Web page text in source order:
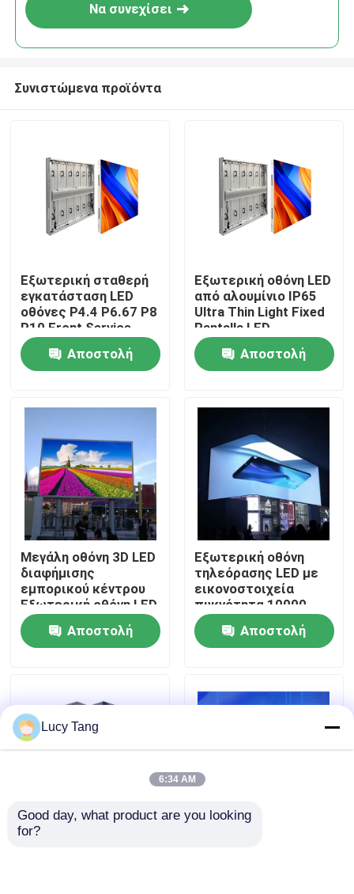
Σπίτι
Προϊόντα
Βίντεο
Εμφάνιση VR
Σχετικά με εμάς
Έλεγχος ποιότητας
Επικοινωνήστε μαζί μας
Ειδήσεις
Να συνεχίσει
Συνιστώμενα προϊόντα
Εξωτερική σταθερή
εγκατάσταση LED
οθόνες P4.4 P6.67 P8
P10 Front Service
Αλουμίνιο
εξοικονόμηση
ενέργειας
Video Wall IP66
Αποστολή
Εξωτερική οθόνη LED
από αλουμίνιο IP65
Ultra Thin Light Fixed
Pantalla LED
Εξωτερική ολικής
οθόνης από
αλουμίνιο Μεγάλη
Αποστολή
Μεγάλη οθόνη 3D LED
διαφήμισης
εμπορικού κέντρου
Εξωτερική οθόνη LED
εξωτερικού κτιρίου
Αποστολή
Εξωτερική οθόνη
τηλεόρασης LED με
εικονοστοιχεία
πυκνότητα 10000
σημείων/τ.μ. και
διάσταση
κυκλώματος
Αποστολή
Εξωτερική οθόνη
Lucy Tang
6:34 AM
Good day, what product are you looking
for?